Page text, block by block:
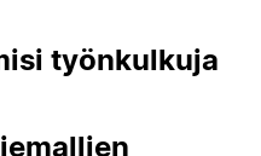
työnkulkuja